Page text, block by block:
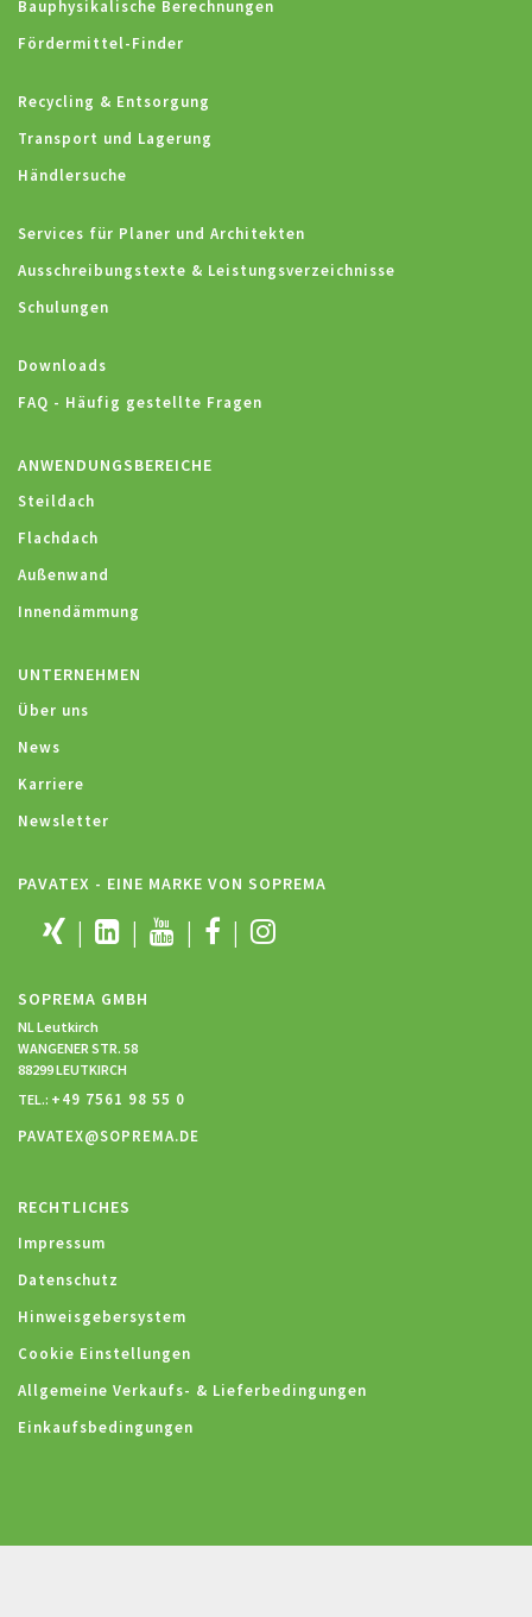
Bauphysikalische Berechnungen
Fördermittel-Finder
Recycling & Entsorgung
Transport und Lagerung
Händlersuche
Services für Planer und Architekten
Ausschreibungstexte & Leistungsverzeichnisse
Schulungen
Downloads
FAQ - Häufig gestellte Fragen
ANWENDUNGSBEREICHE
Steildach
Flachdach
Außenwand
Innendämmung
UNTERNEHMEN
Über uns
News
Karriere
Newsletter
PAVATEX - EINE MARKE VON SOPREMA
SOPREMA GMBH
NL Leutkirch
WANGENER STR. 58
88299 LEUTKIRCH
TEL.: +49 7561 98 55 0
PAVATEX@SOPREMA.DE
RECHTLICHES
Impressum
Datenschutz
Hinweisgebersystem
Cookie Einstellungen
Allgemeine Verkaufs- & Lieferbedingungen
Einkaufsbedingungen